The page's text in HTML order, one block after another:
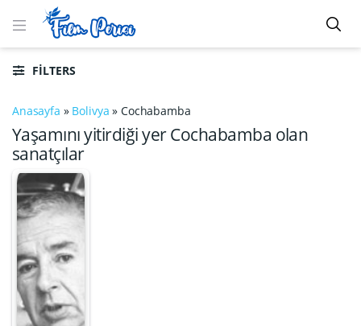
FILTERS
Anasayfa » Bolivya »Cochabamba
Yaşamını yitirdiği yer Cochabamba olan
sanatçılar